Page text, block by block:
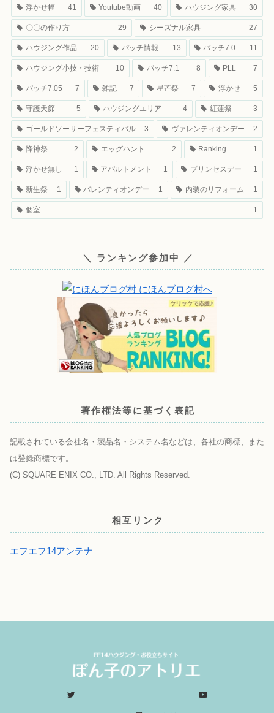
浮かせ幅 41 Youtube動画 40 ハウジング家具 30
〇〇の作り方 29 シーズナル家具 27
ハウジング作品 20 パッチ情報 13 パッチ7.0 11
ハウジング小技・技術 10 パッチ7.1 8 PLL 7
パッチ7.05 7 雑記 7 星芒祭 7 浮かせ 5
守護天節 5 ハウジングエリア 4 紅蓮祭 3
ゴールドソーサーフェスティバル 3 ヴァレンティオンデー 2
降神祭 2 エッグハント 2 Ranking 1
浮かせ無し 1 アパルトメント 1 プリンセスデー 1
新生祭 1 バレンティオンデー 1 内装のリフォーム 1
個室 1
＼ ランキング参加中 ／
著作権法等に基づく表記
記載されている会社名・製品名・システム名などは、各社の商標、また
は登録商標です。
(C) SQUARE ENIX CO., LTD. All Rights Reserved.
相互リンク
エフエフ14アンテナ